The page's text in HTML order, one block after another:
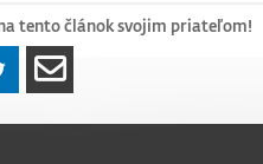
tento článok svojim priateľom!